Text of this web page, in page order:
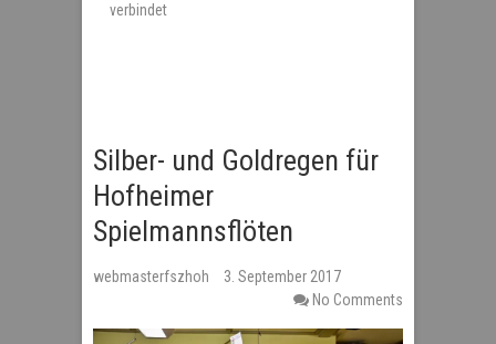
verbindet
Silber- und Goldregen für
Hofheimer
Spielmannsflöten
webmasterfszhoh
3. September 2017
No Comments